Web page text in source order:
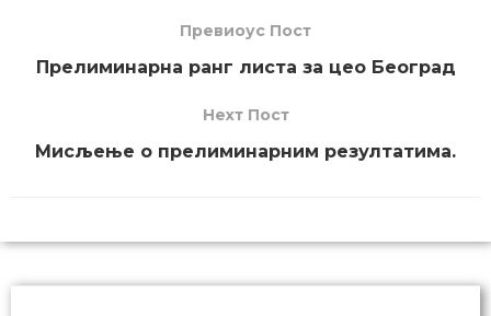
Превиоус Пост
Прелиминарна ранг листа за цео Београд
Неxт Пост
Мисљење о прелиминарним резултатима.